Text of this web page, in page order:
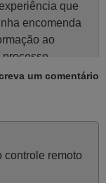
que
encomenda
ao
prazos A TUDO
continuem, pois
cuja
e eficiente
os meus
um comentário
controle remoto